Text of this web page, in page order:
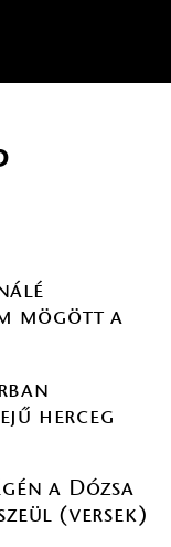
mögött a
herceg
a Dózsa
(versek)